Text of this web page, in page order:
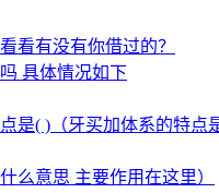
看有没有你借过的？
具体情况如下
是( )（牙买加体系的特点
么意思 主要作用在这里）